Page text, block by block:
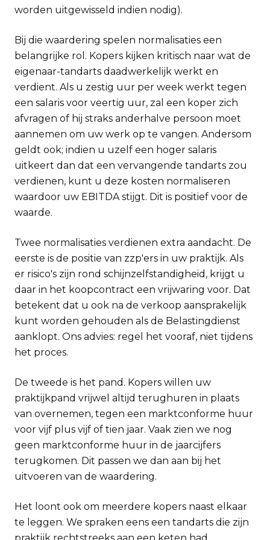
worden uitgewisseld indien nodig).
Bij die waardering spelen normalisaties een
belangrijke rol. Kopers kijken kritisch naar wat de
eigenaar-tandarts daadwerkelijk werkt en
verdient. Als u zestig uur per week werkt tegen
een salaris voor veertig uur, zal een koper zich
afvragen of hij straks anderhalve persoon moet
aannemen om uw werk op te vangen. Andersom
geldt ook; indien u uzelf een hoger salaris
uitkeert dan dat een vervangende tandarts zou
verdienen, kunt u deze kosten normaliseren
waardoor uw EBITDA stijgt. Dit is positief voor de
waarde.
Twee normalisaties verdienen extra aandacht. De
eerste is de positie van zzp'ers in uw praktijk. Als
er risico's zijn rond schijnzelfstandigheid, krijgt u
daar in het koopcontract een vrijwaring voor. Dat
betekent dat u ook na de verkoop aansprakelijk
kunt worden gehouden als de Belastingdienst
aanklopt. Ons advies: regel het vooraf, niet tijdens
het proces.
De tweede is het pand. Kopers willen uw
praktijkpand vrijwel altijd terughuren in plaats
van overnemen, tegen een marktconforme huur
voor vijf plus vijf of tien jaar. Vaak zien we nog
geen marktconforme huur in de jaarcijfers
terugkomen. Dit passen we dan aan bij het
uitvoeren van de waardering.
Het loont ook om meerdere kopers naast elkaar
te leggen. We spraken eens een tandarts die zijn